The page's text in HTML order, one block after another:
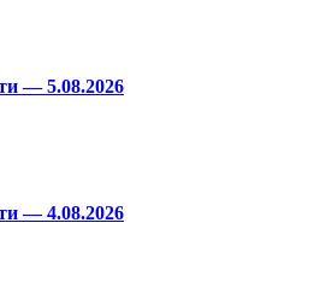
— 5.08.2026
— 4.08.2026